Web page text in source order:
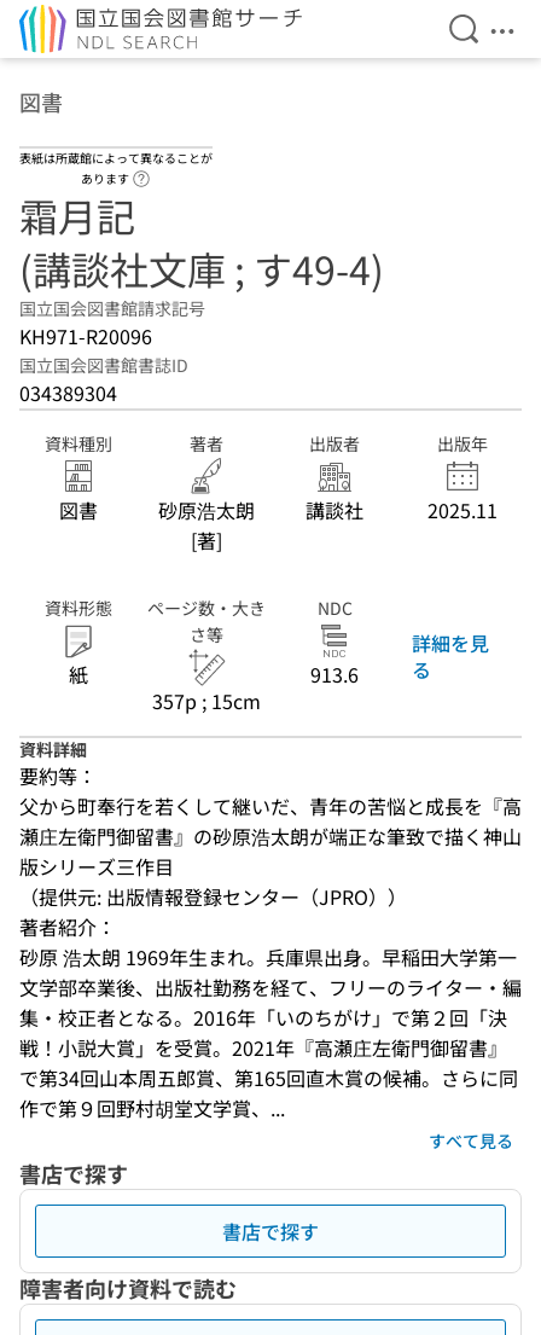
検索を
メ
図書
表紙は所蔵館によって異なることが
あります
霜月記
(講談社文庫 ; す49-4)
国立国会図書館請求記号
KH971-R20096
国立国会図書館書誌ID
034389304
資料種別
図書
著者
砂原浩太朗
[著]
出版者
講談社
出版年
2025.11
資料形態
紙
ページ数・大き
さ等
357p ; 15cm
NDC
913.6
詳細を見
る
資料詳細
要約等：
父から町奉行を若くして継いだ、青年の苦悩と成長を『高
瀬庄左衛門御留書』の砂原浩太朗が端正な筆致で描く神山
版シリーズ三作目
（提供元: 出版情報登録センター（JPRO））
著者紹介：
砂原 浩太朗 1969年生まれ。兵庫県出身。早稲田大学第一
文学部卒業後、出版社勤務を経て、フリーのライター・編
集・校正者となる。2016年「いのちがけ」で第２回「決
戦！小説大賞」を受賞。2021年『高瀬庄左衛門御留書』
で第34回山本周五郎賞、第165回直木賞の候補。さらに同
作で第９回野村胡堂文学賞、...
すべて見る
書店で探す
書店で探す
障害者向け資料で読む